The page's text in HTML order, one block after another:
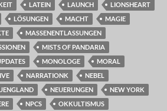
LATEIN LAUNCH
LIONSHEART
LÖSUNGEN MACHT
MAGIE
MASSENENTLASSUNGEN
MISTS OF PANDARIA
MONOLOGE
MORAL
NARRATIONK
NEBEL
NEUERUNGEN
NEW YORK
NPCS
OKKULTISMUS